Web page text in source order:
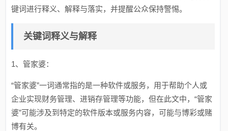
键词进行释义、解释与落实，并提醒公众保持警惕。
关键词释义与解释
1、管家婆：
“管家婆”一词通常指的是一种软件或服务，用于帮助个人或
企业实现财务管理、进销存管理等功能，但在此文中，“管家
婆”可能涉及到特定的软件版本或服务内容，可能与博彩或赌
博有关。